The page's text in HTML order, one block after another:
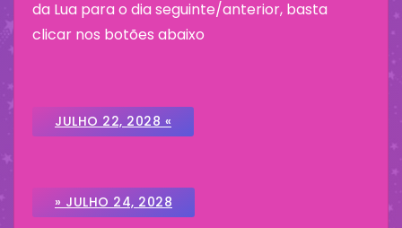
da Lua para o dia seguinte/anterior, basta
clicar nos botões abaixo
JULHO 22, 2028 «
» JULHO 24, 2028